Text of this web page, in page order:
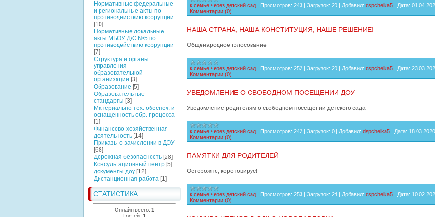
Нормативные федеральные
и региональные акты по
противодействию коррупции
[10]
Нормативные локальные
акты МБОУ Д/С №5 по
противодействию коррупции
[7]
Структура и органы
управления
образовательной
организации [3]
Образование [5]
Образовательные
стандарты [3]
Материально-тех. обеспеч. и
оснащенность обр. процесса
[1]
Финансово-хозяйственная
деятельность [14]
Приказы о зачислении в ДОУ
[68]
Дорожная безопасность [28]
Консультационный центр [5]
документы доу [12]
Дистанционная работа [1]
СТАТИСТИКА
Онлайн всего: 1
Гостей: 1
к семье через детский сад | Просмотров: 243 | Загрузок: 20 | Добавил: dspchelka5 | Дата:
Комментарии (0)
НАША СТРАНА, НАША КОНСТИТУЦИЯ, НАШЕ РЕШЕНИЕ!
Общенародное голосование
к семье через детский сад | Просмотров: 252 | Загрузок: 20 | Добавил: dspchelka5 | Дата:
Комментарии (0)
УВЕДОМЛЕНИЕ О СВОБОДНОМ ПОСЕЩЕНИИ ДОУ
Уведомление родителям о свободном посещении детского сада
к семье через детский сад | Просмотров: 242 | Загрузок: 0 | Добавил: dspchelka5 | Дата: 18.03.2020
Комментарии (0)
ПАМЯТКИ ДЛЯ РОДИТЕЛЕЙ
Осторожно, короновирус!
к семье через детский сад | Просмотров: 253 | Загрузок: 24 | Добавил: dspchelka5 | Дата:
Комментарии (0)